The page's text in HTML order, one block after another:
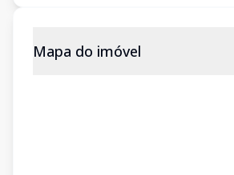
Mapa do imóvel